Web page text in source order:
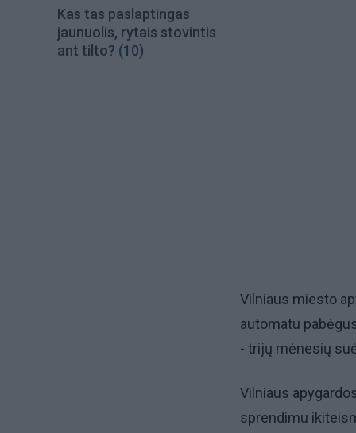
Kas tas paslaptingas
jaunuolis, rytais stovintis
ant tilto? (10)
Vilniaus miesto
automatu
- trijų mėnesių
Vilniaus
sprendimu